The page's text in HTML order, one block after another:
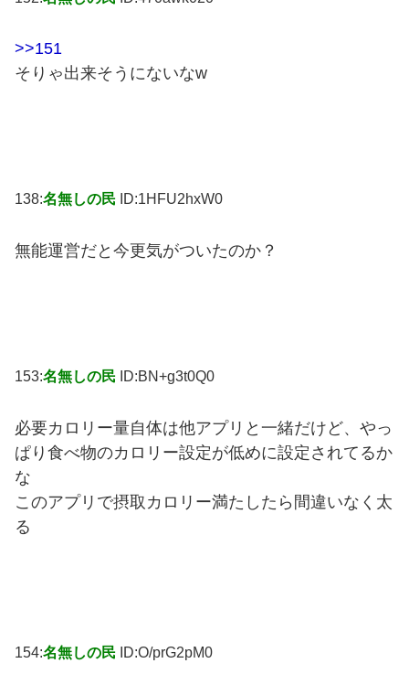
>>151
そりゃ出来そうにないなw
138:名無しの民 ID:1HFU2hxW0
無能運営だと今更気がついたのか？
153:名無しの民 ID:BN+g3t0Q0
必要カロリー量自体は他アプリと一緒だけど、やっ
ぱり食べ物のカロリー設定が低めに設定されてるか
な
このアプリで摂取カロリー満たしたら間違いなく太
る
154:名無しの民 ID:O/prG2pM0